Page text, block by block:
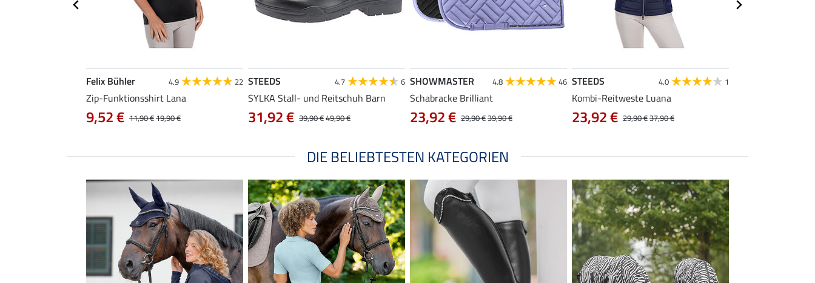
Felix Bühler 4.9 22
Zip-Funktionsshirt Lana
11,90 €19,90 €
9,52 €
STEEDS 4.7 6
SYLKA Stall- und Reitschuh Barn
39,90 €49,90 €
31,92 €
SHOWMASTER 4.8 46
Schabracke Brilliant
29,90 €39,90 €
23,92 €
STEEDS 4.0 1
Kombi-Reitweste Luana
29,90 €37,90 €
23,92 €
DIE BELIEBTESTEN KATEGORIEN